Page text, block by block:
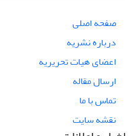
صفحه اصلی
درباره نشریه
اعضای هیات تحریریه
ارسال مقاله
تماس با ما
نقشه سایت